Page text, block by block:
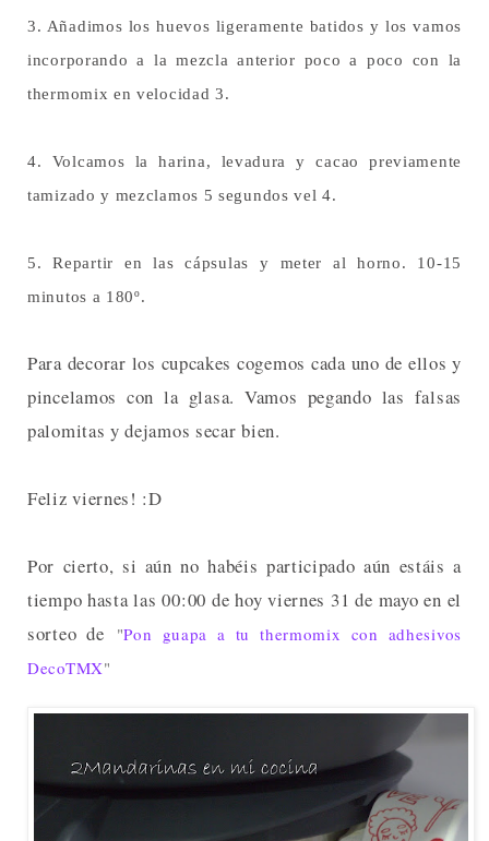
3. Añadimos los huevos ligeramente batidos y los vamos
incorporando a la mezcla anterior poco a poco con la
thermomix en velocidad 3.
4. Volcamos la harina, levadura y cacao previamente
tamizado y mezclamos 5 segundos vel 4.
5. Repartir en las cápsulas y meter al horno. 10-15
minutos a 180º.
Para decorar los cupcakes cogemos cada uno de ellos y
pincelamos con la glasa. Vamos pegando las falsas
palomitas y dejamos secar bien.
Feliz viernes! :D
Por cierto, si aún no habéis participado aún estáis a
tiempo hasta las 00:00 de hoy viernes 31 de mayo en el
sorteo de
"Pon guapa a tu thermomix con adhesivos
DecoTMX"